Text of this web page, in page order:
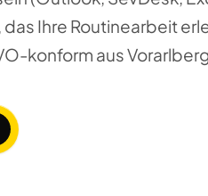
Ihre Routinearbeit
konform aus